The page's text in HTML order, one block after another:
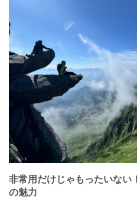
非常用だけじゃもったいない
の魅力